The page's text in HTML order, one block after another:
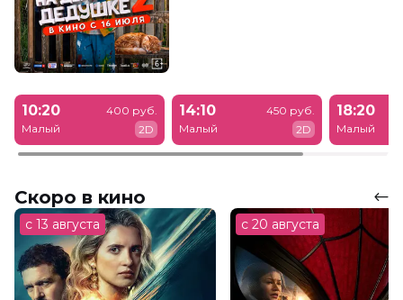
10:20
Малый
400 руб.
2D
14:10
Малый
450 руб.
2D
18:20
Малый
Скоро в кино
с 13 августа с 20 августа